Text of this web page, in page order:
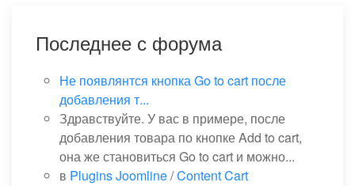
Последнее с форума
Не появлянтся кнопка Go to cart после
добавления т...
Здравствуйте. У вас в примере, после
добавления товара по кнопке Add to cart,
она же становиться Go to cart и можно...
в Plugins Joomline/Content Cart